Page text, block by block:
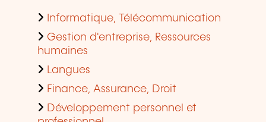
Informatique, Télécommunication
Gestion d'entreprise, Ressources
humaines
Langues
Finance, Assurance, Droit
Développement personnel et